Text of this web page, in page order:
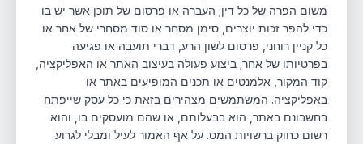
משום הפרה של כל דין; העברה או פרסום של תוכן אשר יש בו
כדי להפר זכות יוצרים, סימן מסחר או סוד מסחרי של אחר או
כל קניין רוחני, פרסום לשון הרע, דברי תועבה או פגיעה
בפרטיותו של אחר; ביצוע פעולה בעיצוב האתר או האפליקציה,
קוד המקור, אלמנטים או תכנים המופיעים באתר או
באפליקציה. המשתמשים מצהירים בזאת כי כל עסק שייפתח
בחשבונם באתר, הוא בבעלותם, או שהם מועסקים בו, והוא
רשום כחוק ברשויות המס. על אף האמור לעיל ומבלי לגרוע